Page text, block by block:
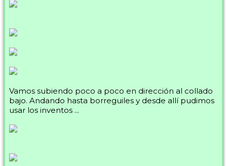
Vamos subiendo poco a poco en dirección al collado
bajo. Andando hasta borreguiles y desde allí pudimos
usar los inventos ...